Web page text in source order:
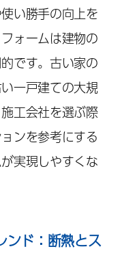
い勝手の向上を
ォームは建物の
です。古い家の
一戸建ての大規
工会社を選ぶ際
ンを参考にする
実現しやすくな
ンド：断熱とス